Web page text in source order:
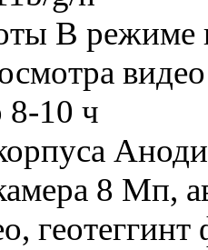
В режиме
8-10 ч
8 Мп,